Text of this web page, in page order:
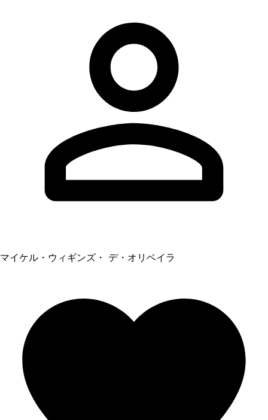
マイケル・ウィギンズ・ デ・オリベイラ